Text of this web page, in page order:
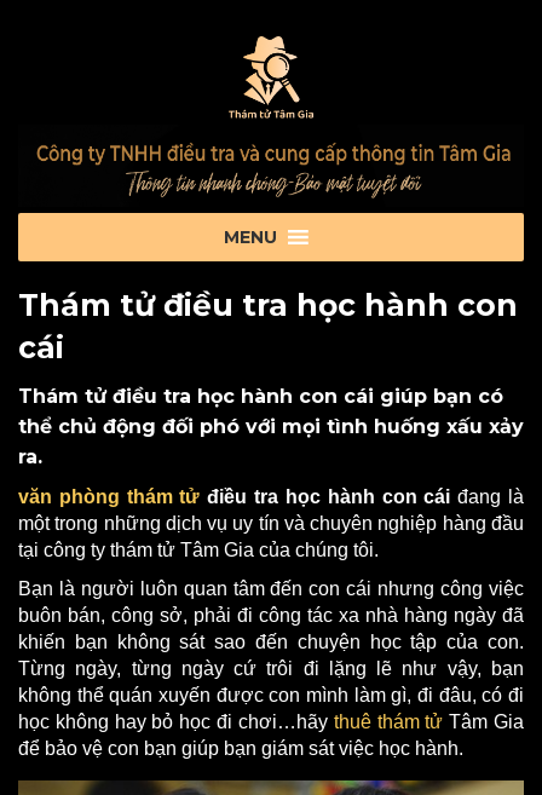
Thám tử điều tra học hành con
cái
Thám tử điều tra học hành con cái giúp bạn có
thể chủ động đối phó với mọi tình huống xấu xảy
ra.
văn phòng thám tử điều tra học hành con cáiđang là
một trong những dịch vụ uy tín và chuyên nghiệp hàng đầu
tại công ty thám tử Tâm Gia của chúng tôi.
Bạn là người luôn quan tâm đến con cái nhưng công việc
buôn bán, công sở, phải đi công tác xa nhà hàng ngày đã
khiến bạn không sát sao đến chuyện học tập của con.
Từng ngày, từng ngày cứ trôi đi lặng lẽ như vậy, bạn
không thể quán xuyến được con mình làm gì, đi đâu, có đi
học không hay bỏ học đi chơi…hãy thuê thám tử Tâm Gia
để bảo vệ con bạn giúp bạn giám sát việc học hành.